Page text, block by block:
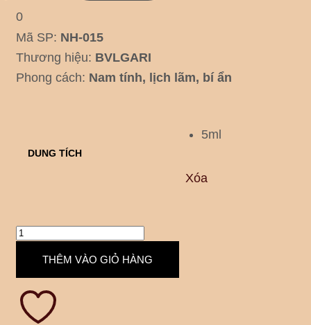
0
Mã SP: NH-015
Thương hiệu: BVLGARI
Phong cách: Nam tính, lịch lãm, bí ẩn
DUNG TÍCH
5ml
Xóa
THÊM VÀO GIỎ HÀNG